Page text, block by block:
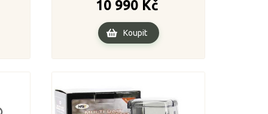
10 990 Kč
Koupit